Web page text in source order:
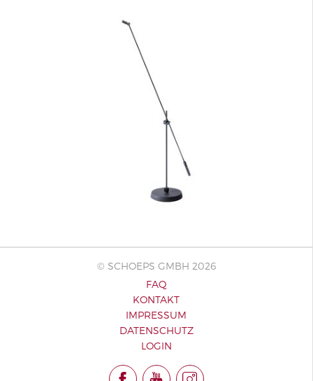
© SCHOEPS GMBH 2026
FAQ
KONTAKT
IMPRESSUM
DATENSCHUTZ
LOGIN